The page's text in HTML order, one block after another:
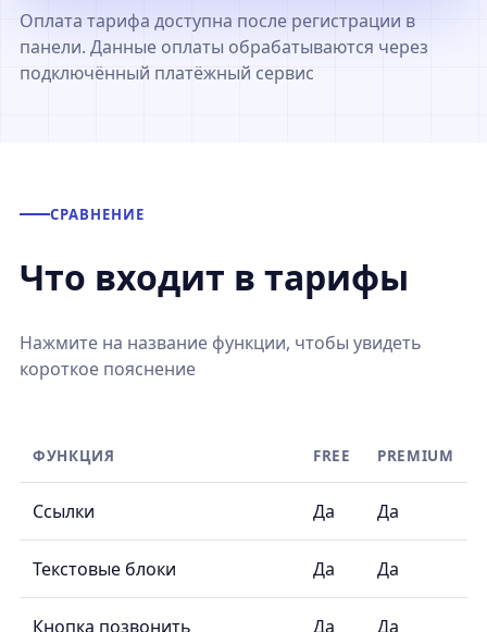
Оплата тарифа доступна после регистрации в
панели. Данные оплаты обрабатываются через
подключённый платёжный сервис
СРАВНЕНИЕ
Что входит в тарифы
Нажмите на название функции, чтобы увидеть
короткое пояснение
ФУНКЦИЯ FREE PREMIUM
Ссылки Да Да
Текстовые блоки Да Да
Кнопка позвонить Да Да